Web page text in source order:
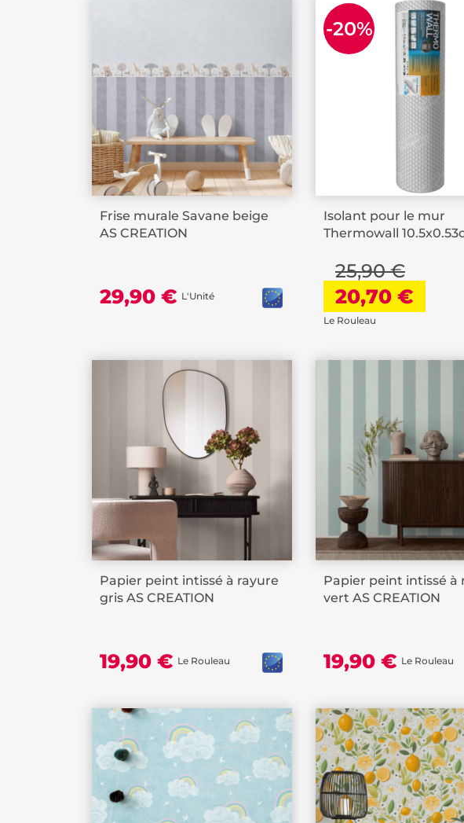
Frise murale Savane beige
AS CREATION
29,90 € L'Unité
Isolant pour le mur
Thermowall
25,90 €
20,70 €
Le Rouleau
-20%
Papier peint intissé à rayure
gris AS CREATION
19,90 € Le Rouleau
Papier peint intissé à
vert AS CREATION
19,90 € Le Rouleau